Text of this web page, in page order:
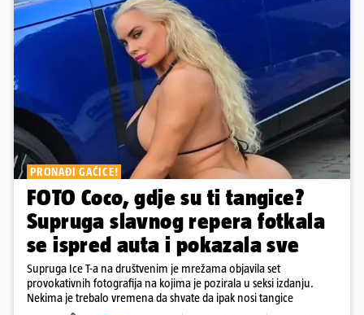
PRONAĐI GAĆICE!
FOTO Coco, gdje su ti tangice?
Supruga slavnog repera fotkala
se ispred auta i pokazala sve
Supruga Ice T-a na društvenim je mrežama objavila set
provokativnih fotografija na kojima je pozirala u seksi izdanju.
Nekima je trebalo vremena da shvate da ipak nosi tangice